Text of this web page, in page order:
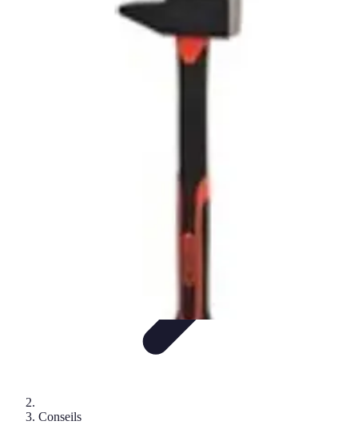
Choisir un serrurier
Sécurité
Conseils